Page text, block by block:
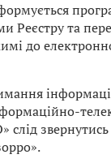
Реєстру та
до
слід